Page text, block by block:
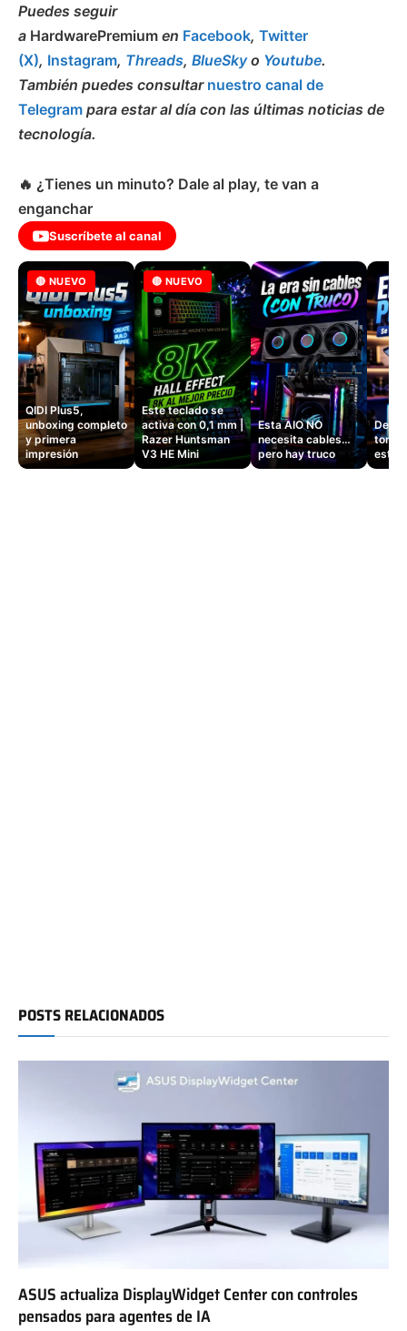
Puedes seguir
a HardwarePremium en Facebook, Twitter
(X), Instagram, Threads, BlueSkyo Youtube.
También puedes consultar nuestro canal de
Telegram para estar al día con las últimas noticias de
tecnología.
🔥 ¿Tienes un minuto? Dale al play, te van a
enganchar
Suscríbete al canal
🔴 NUEVO
QIDI Plus5,
unboxing completo
y primera
impresión
🔴 NUEVO
Este teclado se
activa con 0,1 mm |
Razer Huntsman
V3 HE Mini
Esta AIO NO
necesita cables…
pero hay truco
Dejé
este
POSTS RELACIONADOS
ASUS actualiza DisplayWidget Center con controles
pensados para agentes de IA